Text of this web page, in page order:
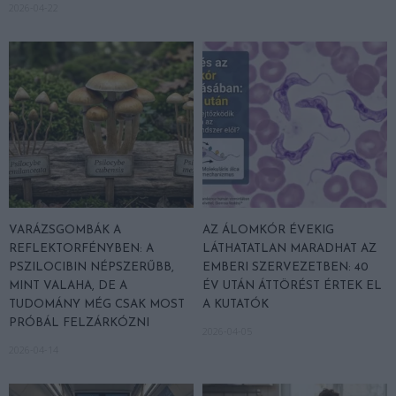
VARÁZSGOMBÁK A
REFLEKTORFÉNYBEN: A
PSZILOCIBIN NÉPSZERŰBB,
MINT VALAHA, DE A
TUDOMÁNY MÉG CSAK MOST
PRÓBÁL FELZÁRKÓZNI
AZ ÁLOMKÓR ÉVEKIG
LÁTHATATLAN MARADHAT AZ
EMBERI SZERVEZETBEN: 40
ÉV UTÁN ÁTTÖRÉST ÉRTEK EL
A KUTATÓK